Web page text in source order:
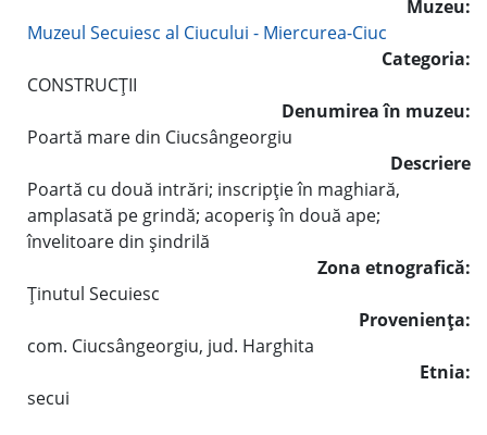
Muzeu:
Muzeul Secuiesc al Ciucului - Miercurea-Ciuc
Categoria:
CONSTRUCŢII
Denumirea în muzeu:
Poartă mare din Ciucsângeorgiu
Descriere
Poartă cu două intrări; inscripţie în maghiară,
amplasată pe grindă; acoperiş în două ape;
învelitoare din şindrilă
Zona etnografică:
Ţinutul Secuiesc
Provenienţa:
com. Ciucsângeorgiu, jud. Harghita
Etnia:
secui